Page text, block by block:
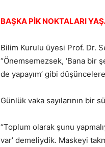
BAŞKA PİK NOKTALARI
Bilim Kurulu üyesi Prof. Dr.
“Önemsemezsek, ‘Bana bir
de yapayım’ gibi
Günlük vaka sayılarının bir
“Toplum olarak şunu
var’ demeliydik. Maskeyi